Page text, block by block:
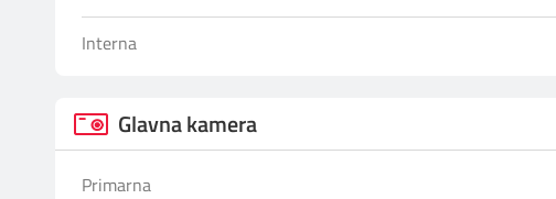
Interna
Glavna kamera
Primarna